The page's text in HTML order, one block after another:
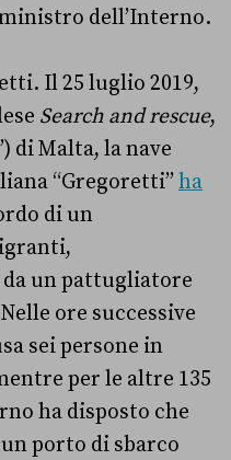
dell’Interno.
Il 25 luglio 2019,
Search and rescue,
di Malta, la nave
“Gregoretti” ha
di un
un pattugliatore
ore successive
sei persone in
per le altre 135
ha disposto che
porto di sbarco